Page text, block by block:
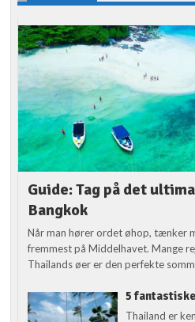
Guide: Tag på det
Bangkok
Når man hører ordet øhop, tænker
fremmest på Middelhavet. Mange
Thailands øer er den perfekte
5
Thailand er